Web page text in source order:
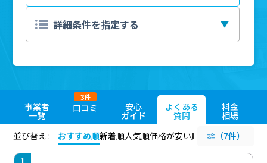
事業者
一覧
口コミ
3件
安心
ガイド
よくある
質問
料金
相場
並び替え :
おすすめ順新着順人気順価格が安い順 評価が高い順
（7件）
1